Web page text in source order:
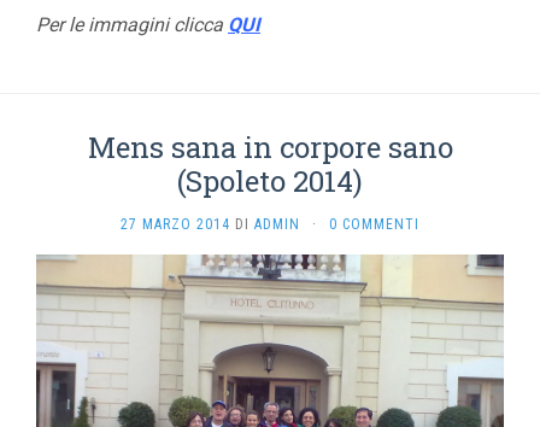
Per le immagini clicca QUI
Mens sana in corpore sano
(Spoleto 2014)
27 MARZO 2014 DI ADMIN · 0 COMMENTI